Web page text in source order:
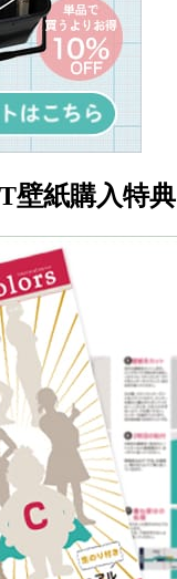
壁紙購入特典